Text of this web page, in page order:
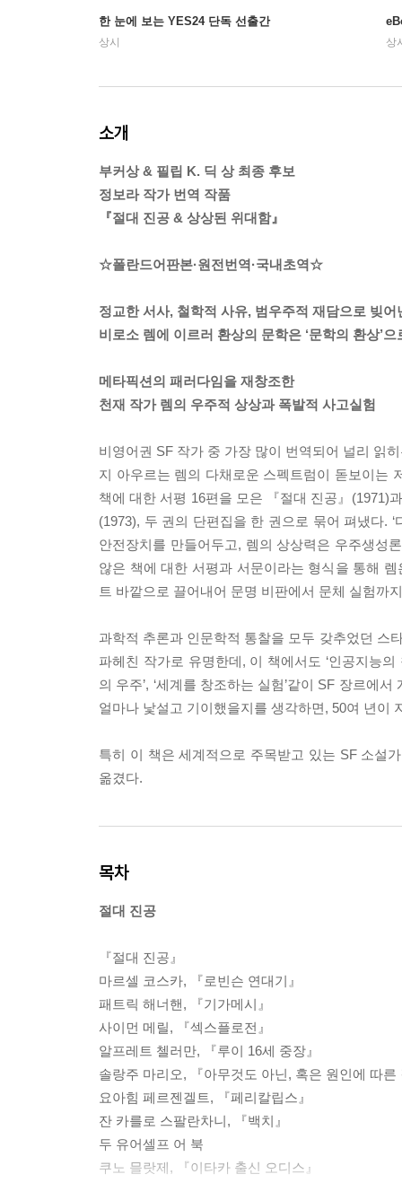
한 눈에 보는 YES24 단독 선출간
상시 상
소개
부커상 & 필립 K. 딕 상 최종 후보
정보라 작가 번역 작품
『절대 진공 & 상상된 위대함』
☆폴란드어판본·원전번역·국내초역☆
정교한 서사, 철학적 사유, 범우주적 재담으로 빚
비로소 렘에 이르러 환상의 문학은 ‘문학의 환상’
메타픽션의 패러다임을 재창조한
천재 작가 렘의 우주적 상상과 폭발적 사고실험
비영어권 SF 작가 중 가장 많이 번역되어 널리 읽
지 아우르는 렘의 다채로운 스펙트럼이 돋보이는
책에 대한 서평 16편을 모은 『절대 진공』(1971)
(1973), 두 권의 단편집을 한 권으로 묶어 펴냈다.
안전장치를 만들어두고, 렘의 상상력은 우주생성
않은 책에 대한 서평과 서문이라는 형식을 통해
트 바깥으로 끌어내어 문명 비판에서 문체 실험까
과학적 추론과 인문학적 통찰을 모두 갖추었던 스
파헤친 작가로 유명한데, 이 책에서도 ‘인공지능
의 우주’, ‘세계를 창조하는 실험’같이 SF 장르에
얼마나 낯설고 기이했을지를 생각하면, 50여 년이
특히 이 책은 세계적으로 주목받고 있는 SF 소설
옮겼다.
목차
절대 진공
『절대 진공』
마르셀 코스카, 『로빈슨 연대기』
패트릭 해너핸, 『기가메시』
사이먼 메릴, 『섹스플로전』
알프레트 첼러만, 『루이 16세 중장』
솔랑주 마리오, 『아무것도 아닌, 혹은 원인에 따른
요아힘 페르젠겔트, 『페리칼립스』
잔 카를로 스팔란차니, 『백치』
두 유어셀프 어 북
쿠노 믈랏제, 『이타카 출신 오디스』